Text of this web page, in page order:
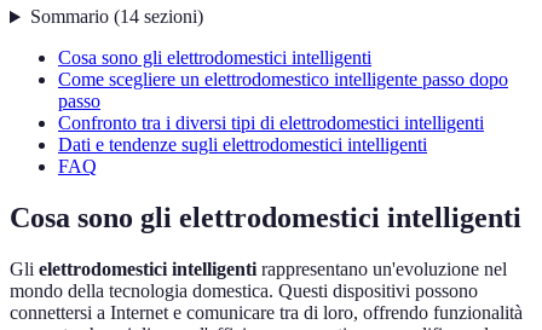
Sommario(14 sezioni)
Cosa sono gli elettrodomestici intelligenti
Come scegliere un elettrodomestico intelligente passo dopo
passo
Confronto tra i diversi tipi di elettrodomestici intelligenti
Dati e tendenze sugli elettrodomestici intelligenti
FAQ
Cosa sono gli elettrodomestici intelligenti
Gli elettrodomestici intelligenti rappresentano un'evoluzione nel
mondo della tecnologia domestica. Questi dispositivi possono
connettersi a Internet e comunicare tra di loro, offrendo funzionalità